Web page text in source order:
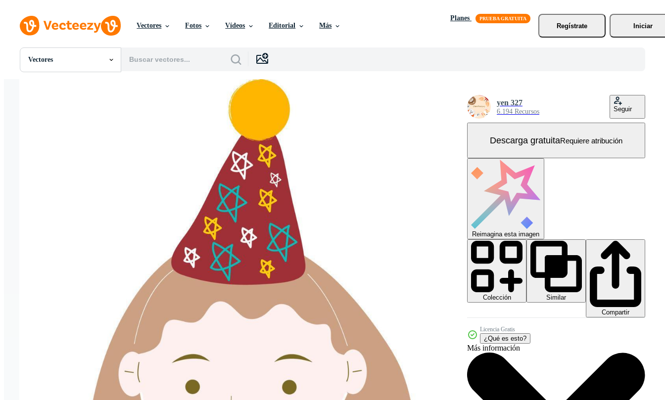
Vectores Fotos Vídeos Editorial Más
Planes
Regístrate
Iniciar
Vectores
Todas Imágenes
yen 327
6.194 Recursos Seguir
Descarga gratuitaRequiere atribución
Reimagina esta imagen
Colección
Similar
Compartir
Licencia Gratis
¿Qué es esto?
Más información